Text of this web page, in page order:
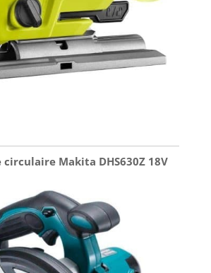
circulaire Makita DHS630Z 18V